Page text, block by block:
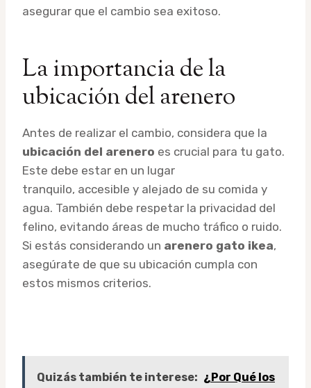
asegurar que el cambio sea exitoso.
La importancia de la
ubicación del arenero
Antes de realizar el cambio, considera que la
ubicación del arenero es crucial para tu gato.
Este debe estar en un lugar
tranquilo, accesible y alejado de su comida y
agua. También debe respetar la privacidad del
felino, evitando áreas de mucho tráfico o ruido.
Si estás considerando un arenero gato ikea,
asegúrate de que su ubicación cumpla con
estos mismos criterios.
Quizás también te interese: ¿Por Qué los